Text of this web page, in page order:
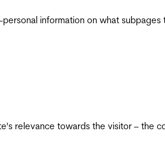
information on what
relevance towards the visitor – the